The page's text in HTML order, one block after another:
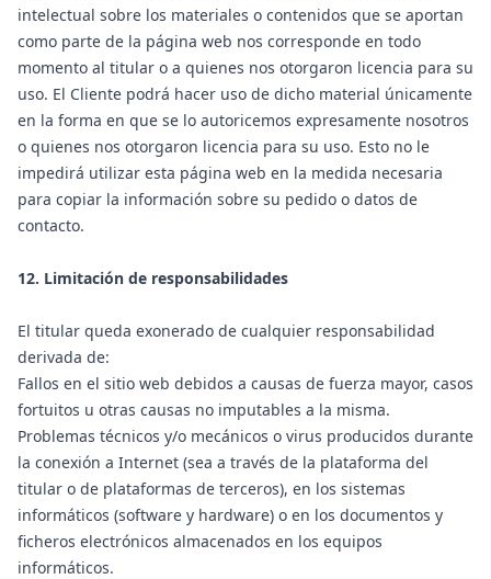
intelectual sobre los materiales o contenidos que se aportan
como parte de la página web nos corresponde en todo
momento al titular o a quienes nos otorgaron licencia para su
uso. El Cliente podrá hacer uso de dicho material únicamente
en la forma en que se lo autoricemos expresamente nosotros
o quienes nos otorgaron licencia para su uso. Esto no le
impedirá utilizar esta página web en la medida necesaria
para copiar la información sobre su pedido o datos de
contacto.
12. Limitación de responsabilidades
El titular queda exonerado de cualquier responsabilidad
derivada de:
Fallos en el sitio web debidos a causas de fuerza mayor, casos
fortuitos u otras causas no imputables a la misma.
Problemas técnicos y/o mecánicos o virus producidos durante
la conexión a Internet (sea a través de la plataforma del
titular o de plataformas de terceros), en los sistemas
informáticos (software y hardware) o en los documentos y
ficheros electrónicos almacenados en los equipos
informáticos.